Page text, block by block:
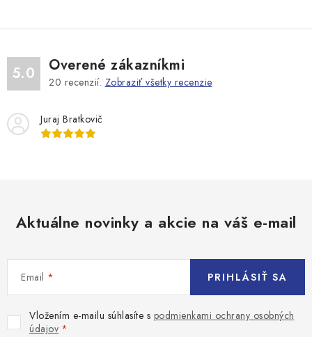
5.0 Overené zákazníkmi
20 recenzií. Zobraziť všetky recenzie
Juraj Bratkovič
Aktuálne novinky a akcie na váš e-mail
Email
Vložením e-mailu súhlasíte s podmienkami ochrany osobných
údajov
PRIHLÁSIŤ SA